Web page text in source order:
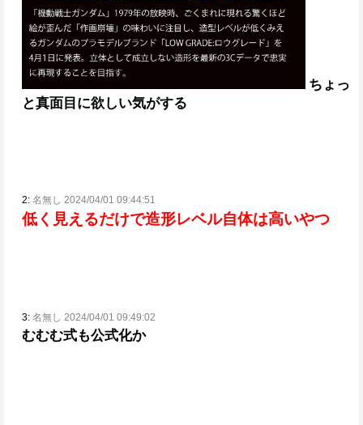
ちょっ
と真面目に欲しい気がする
2: 名無し 2024/04/01 09:44:51
低く見えるだけで造形レベル自体は高いやつ
3: 名無し 2024/04/01 09:49:02
むむむ式も公式化か